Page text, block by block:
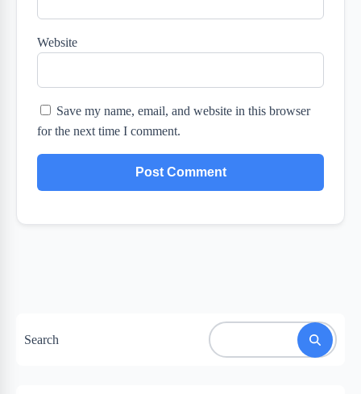
Website
Save my name, email, and website in this browser
for the next time I comment.
Search